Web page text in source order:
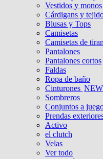
Vestidos y monos
Cárdigans y
Blusas y Tops
Camisetas
Camisetas de
Pantalones
Pantalones cortos
Faldas
Ropa de baño
Cinturones NEW
Sombreros
Conjuntos a
Prendas
Activo
el clutch
Velas
Ver todo